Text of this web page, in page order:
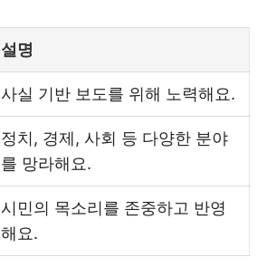
설명
사실 기반 보도를 위해 노력해요.
정치, 경제, 사회 등 다양한 분야
를 망라해요.
시민의 목소리를 존중하고 반영
해요.